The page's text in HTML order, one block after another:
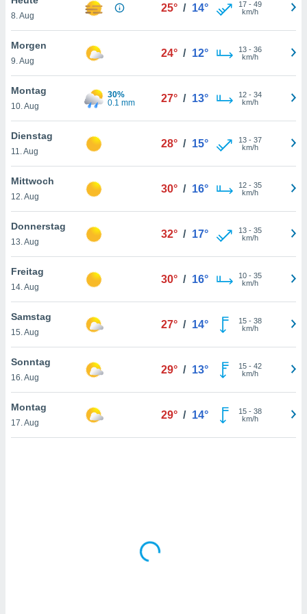
oder
Partner
es uns
das
der
Profil zu
Ihnen
finden
. Sie
jederzeit
Rand
8. Aug
25° / 14° 17- 49
km/h
Morgen
9. Aug
24° / 12° 13- 36
km/h
Montag
10. Aug
30%
0.1 mm
27° / 13° 12- 34
km/h
Dienstag
11. Aug
28° / 15° 13- 37
km/h
Mittwoch
12. Aug
30° / 16° 12- 35
km/h
Donnerstag
13. Aug
32° / 17° 13- 35
km/h
Freitag
14. Aug
30° / 16° 10- 35
km/h
Samstag
15. Aug
27° / 14° 15- 38
km/h
Sonntag
16. Aug
29° / 13° 15- 42
km/h
Montag
17. Aug
29° / 14° 15- 38
km/h